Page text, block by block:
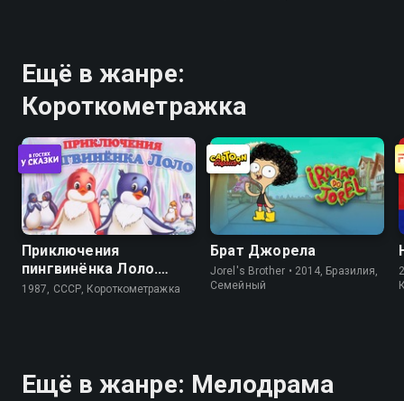
Ещё в жанре:
Короткометражка
Приключения
пингвинёнка Лоло.
Фильм третий
1987, СССР, Короткометражка
Брат Джорела
Jorel's Brother • 2014, Бразилия,
Cемейный
Ещё в жанре: Мелодрама